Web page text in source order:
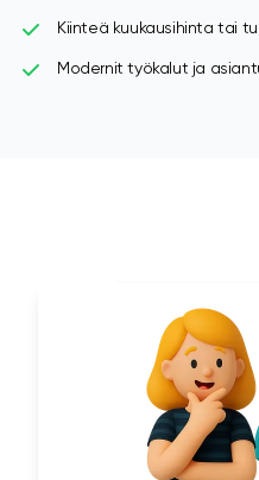
Kiinteä kuukausihinta tai
Modernit työkalut ja